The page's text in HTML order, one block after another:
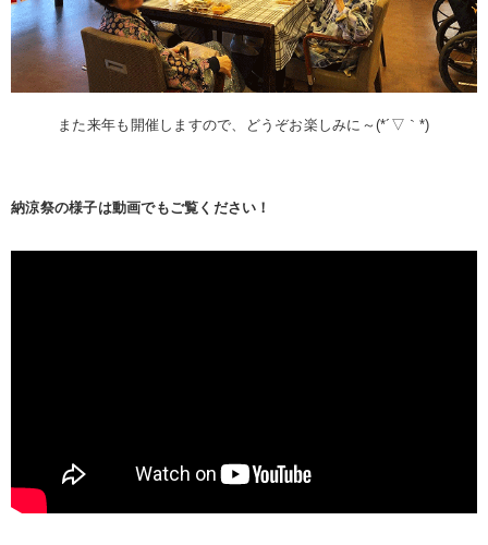
また来年も開催しますので、どうぞお楽しみに～(*´▽｀*)
納涼祭の様子は動画でもご覧ください！